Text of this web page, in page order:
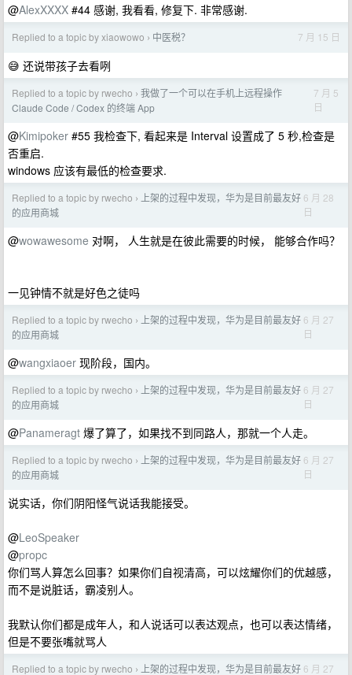
@AlexXXXX #44 感谢, 我看看, 修复下. 非常感谢.
Replied to a topic by xiaowowo › 中医税？ 7 月 15 日
😅 还说带孩子去看咧
Replied to a topic by rwecho › 我做了一个可以在手机上远程操作
Claude Code / Codex 的终端 App
7 月 5
日
@Kimipoker #55 我检查下, 看起来是 Interval 设置成了 5 秒,检查是
否重启.
windows 应该有最低的检查要求.
Replied to a topic by rwecho ›
上架的过程中发现，华为是目前最友好
的应用商城
6 月 28
日
@wowawesome 对啊， 人生就是在彼此需要的时候， 能够合作吗？
一见钟情不就是好色之徒吗
Replied to a topic by rwecho ›
上架的过程中发现，华为是目前最友好
的应用商城
6 月 27
日
@wangxiaoer 现阶段，国内。
Replied to a topic by rwecho ›
上架的过程中发现，华为是目前最友好
的应用商城
6 月 27
日
@Panameragt 爆了算了，如果找不到同路人，那就一个人走。
Replied to a topic by rwecho ›
上架的过程中发现，华为是目前最友好
的应用商城
6 月 27
日
说实话，你们阴阳怪气说话我能接受。
@LeoSpeaker
@propc
你们骂人算怎么回事？如果你们自视清高，可以炫耀你们的优越感，
而不是说脏话，霸凌别人。
我默认你们都是成年人，和人说话可以表达观点，也可以表达情绪，
但是不要张嘴就骂人
Replied to a topic by rwecho › 上架的过程中发现，华为是目前最友好 6 月 27